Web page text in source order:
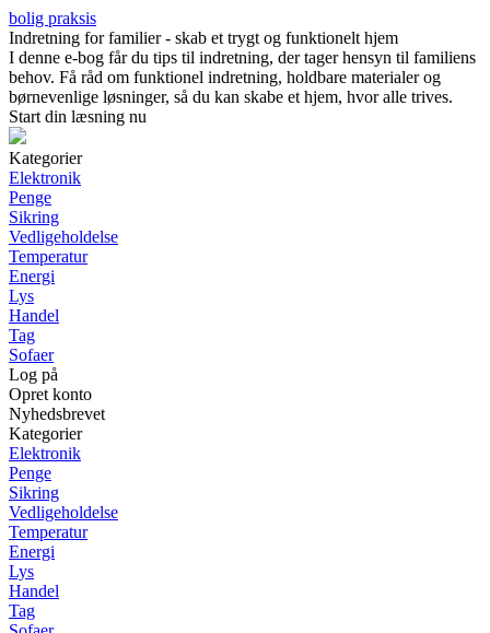
bolig praksis
Indretning for familier - skab et trygt og funktionelt hjem
I denne e-bog får du tips til indretning, der tager hensyn til familiens
behov. Få råd om funktionel indretning, holdbare materialer og
børnevenlige løsninger, så du kan skabe et hjem, hvor alle trives.
Start din læsning nu
Kategorier
Elektronik
Penge
Sikring
Vedligeholdelse
Temperatur
Energi
Lys
Handel
Tag
Sofaer
Log på
Opret konto
Nyhedsbrevet
Kategorier
Elektronik
Penge
Sikring
Vedligeholdelse
Temperatur
Energi
Lys
Handel
Tag